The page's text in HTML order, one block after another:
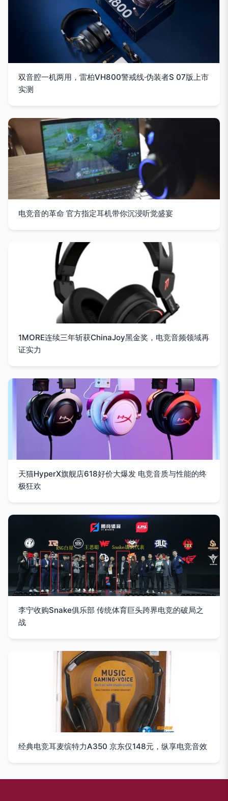
双音腔一机两用，雷柏VH800警戒线·伪装者S 07版上市
实测
电竞音的革命 官方指定耳机带你沉浸听觉盛宴
1MORE连续三年斩获ChinaJoy黑金奖，电竞音频领域再
证实力
天猫HyperX旗舰店618好价大爆发 电竞音质与性能的终
极狂欢
李宁收购Snake俱乐部 传统体育巨头跨界电竞的破局之
战
经典电竞耳麦缤特力A350 京东仅148元，纵享电竞音效